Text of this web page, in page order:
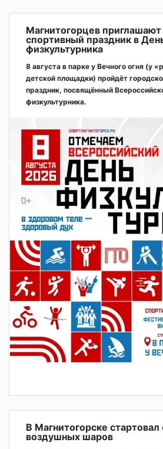
Магнитогорцев
спортивный праздник в
физкультурника
8 августа в парке у Вечного огня (у
детской площадки) пройдёт
праздник, посвящённый
физкультурника.
В Магнитогорске
воздушных шаров